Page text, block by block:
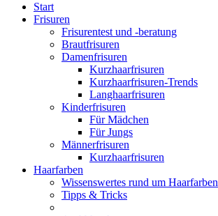
Start
Frisuren
Frisurentest und -beratung
Brautfrisuren
Damenfrisuren
Kurzhaarfrisuren
Kurzhaarfrisuren-Trends
Langhaarfrisuren
Kinderfrisuren
Für Mädchen
Für Jungs
Männerfrisuren
Kurzhaarfrisuren
Haarfarben
Wissenswertes rund um Haarfarben
Tipps & Tricks